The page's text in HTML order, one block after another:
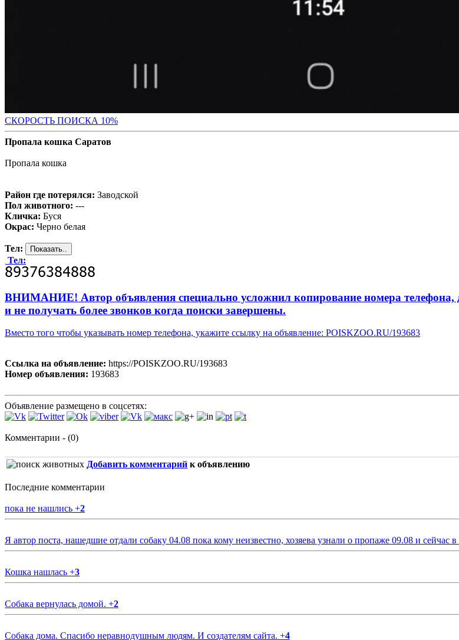
СКОРОСТЬ ПОИСКА 10%
Пропала кошка Саратов
Пропала кошка
Район где потерялся: Заводской
Пол животного: ---
Кличка: Буся
Окрас: Черно белая
Тел:
Тел:
ВНИМАНИЕ! Автор объявления специально усложнил копирование номера телефона,
и не получать более звонков когда поиски завершены.
Вместо того чтобы указывать номер телефона, укажите ссылку на объявление: POISKZOO.RU/193683
Ссылка на объявление: https://POISKZOO.RU/193683
Номер объявления: 193683
Объявление размещено в соцсетях:
Комментарии - (0)
Добавить комментарий к объявлению
Последние комментарии
пока не нашлись +2
Я автор поста, нашедшие отдали собаку 04.08 пока кому неизвестно, хозяева узнали о пропаже 09.08 и сейчас
Кошка нашлась +3
Собака вернулась домой. +2
Собака дома. Спасибо неравнодушным людям. И создателям сайта. +4